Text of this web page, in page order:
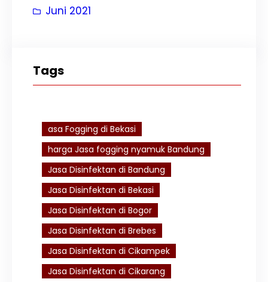
Juni 2021
Tags
asa Fogging di Bekasi
harga Jasa fogging nyamuk Bandung
Jasa Disinfektan di Bandung
Jasa Disinfektan di Bekasi
Jasa Disinfektan di Bogor
Jasa Disinfektan di Brebes
Jasa Disinfektan di Cikampek
Jasa Disinfektan di Cikarang